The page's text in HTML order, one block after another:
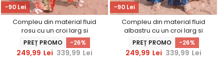
-90 Lei
Compleu din material fluid
rosu cu un croi larg si
imprimeu floral
PREȚ PROMO -26%
249,99 Lei 339,99 Lei
-90 Lei
Compleu din material fluid
albastru cu un croi larg si
imprimeu floral
PREȚ PROMO -26%
249,99 Lei 339,99 Lei